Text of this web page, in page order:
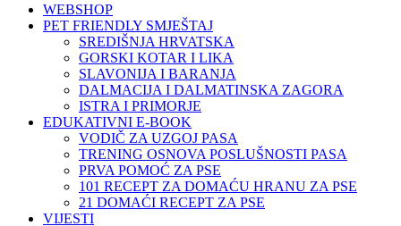
WEBSHOP
PET FRIENDLY SMJEŠTAJ
SREDIŠNJA HRVATSKA
GORSKI KOTAR I LIKA
SLAVONIJA I BARANJA
DALMACIJA I DALMATINSKA ZAGORA
ISTRA I PRIMORJE
EDUKATIVNI E-BOOK
VODIČ ZA UZGOJ PASA
TRENING OSNOVA POSLUŠNOSTI PASA
PRVA POMOĆ ZA PSE
101 RECEPT ZA DOMAĆU HRANU ZA PSE
21 DOMAĆI RECEPT ZA PSE
VIJESTI